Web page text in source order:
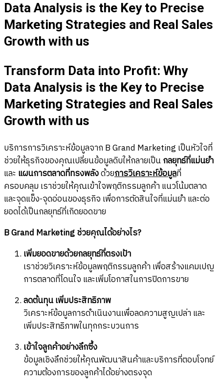
Data Analysis is the Key to Precise
Marketing Strategies and Real Sales
Growth with us
Transform Data into Profit: Why
Data Analysis is the Key to Precise
Marketing Strategies and Real Sales
Growth with us
บริการการวิเคราะห์ข้อมูลจาก B Grand Marketing เป็นหัวใจที่
ช่วยให้ธุรกิจของคุณเปลี่ยนข้อมูลดิบให้กลายเป็นกลยุทธ์ที่แม่นยำ
และ แผนการตลาดที่ทรงพลังด้วยการวิเคราะห์ข้อมูลที่
ครอบคลุม เราช่วยให้คุณเข้าใจพฤติกรรมลูกค้า แนวโน้มตลาด
และจุดแข็ง-จุดอ่อนของธุรกิจ เพื่อการตัดสินใจที่แม่นยำ และต่อ
ยอดได้เป็นกลยุทธ์ที่เกิดยอดขาย
B Grand Marketing ช่วยคุณได้อย่างไร?
เพิ่มยอดขายด้วยกลยุทธ์ที่ตรงเป้า
เราช่วยวิเคราะห์ข้อมูลพฤติกรรมลูกค้า เพื่อสร้างแคมเปญ
การตลาดที่โดนใจ และเพิ่มโอกาสในการปิดการขาย
ลดต้นทุน เพิ่มประสิทธิภาพ
วิเคราะห์ข้อมูลการดำเนินงานเพื่อลดความสูญเปล่า และ
เพิ่มประสิทธิภาพในทุกกระบวนการ
เข้าใจลูกค้าอย่างลึกซึ้ง
ข้อมูลเชิงลึกช่วยให้คุณพัฒนาสินค้าและบริการที่ตอบโจทย์
ความต้องการของลูกค้าได้อย่างตรงจุด